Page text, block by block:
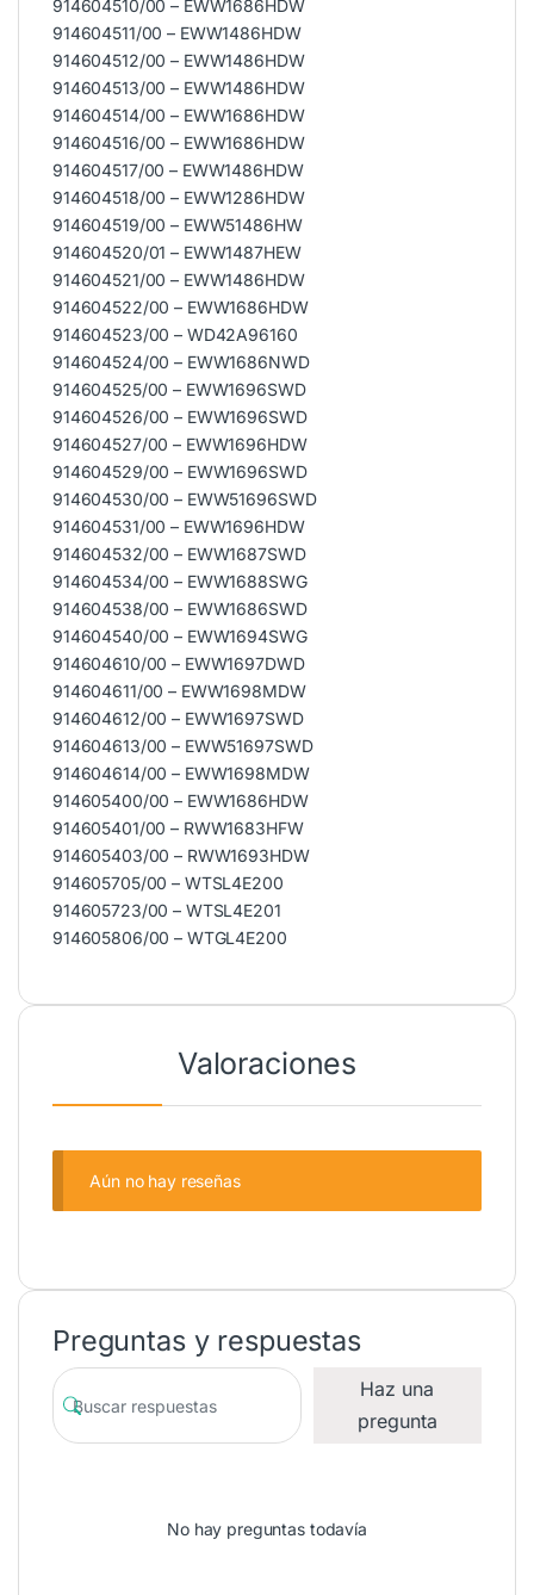
914604510/00 – EWW1686HDW
914604511/00 – EWW1486HDW
914604512/00 – EWW1486HDW
914604513/00 – EWW1486HDW
914604514/00 – EWW1686HDW
914604516/00 – EWW1686HDW
914604517/00 – EWW1486HDW
914604518/00 – EWW1286HDW
914604519/00 – EWW51486HW
914604520/01 – EWW1487HEW
914604521/00 – EWW1486HDW
914604522/00 – EWW1686HDW
914604523/00 – WD42A96160
914604524/00 – EWW1686NWD
914604525/00 – EWW1696SWD
914604526/00 – EWW1696SWD
914604527/00 – EWW1696HDW
914604529/00 – EWW1696SWD
914604530/00 – EWW51696SWD
914604531/00 – EWW1696HDW
914604532/00 – EWW1687SWD
914604534/00 – EWW1688SWG
914604538/00 – EWW1686SWD
914604540/00 – EWW1694SWG
914604610/00 – EWW1697DWD
914604611/00 – EWW1698MDW
914604612/00 – EWW1697SWD
914604613/00 – EWW51697SWD
914604614/00 – EWW1698MDW
914605400/00 – EWW1686HDW
914605401/00 – RWW1683HFW
914605403/00 – RWW1693HDW
914605705/00 – WTSL4E200
914605723/00 – WTSL4E201
914605806/00 – WTGL4E200
Valoraciones
Aún no hay reseñas
Preguntas y respuestas
Haz una
pregunta
No hay preguntas todavía